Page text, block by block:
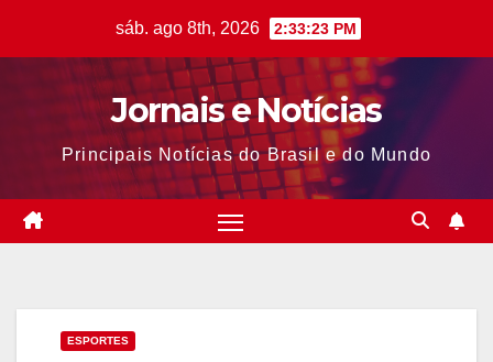
sáb. ago 8th, 2026 2:33:23 PM
Jornais e Notícias
Principais Notícias do Brasil e do Mundo
ESPORTES